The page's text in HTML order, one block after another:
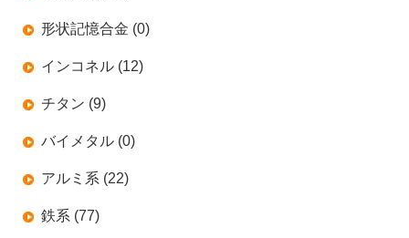
形状記憶合金 (0)
インコネル (12)
チタン (9)
バイメタル (0)
アルミ系 (22)
鉄系 (77)